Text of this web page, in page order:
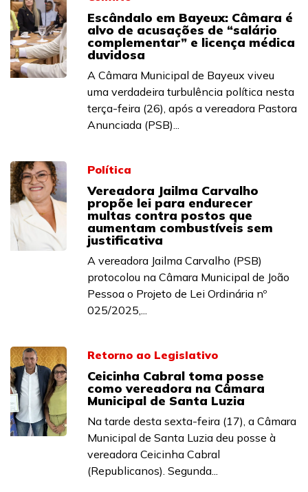
Escândalo em Bayeux: Câmara é
alvo de acusações de “salário
complementar” e licença médica
duvidosa
A Câmara Municipal de Bayeux viveu
uma verdadeira turbulência política nesta
terça-feira (26), após a vereadora Pastora
Anunciada (PSB)...
Política
Vereadora Jailma Carvalho
propõe lei para endurecer
multas contra postos que
aumentam combustíveis sem
justificativa
A vereadora Jailma Carvalho (PSB)
protocolou na Câmara Municipal de João
Pessoa o Projeto de Lei Ordinária nº
025/2025,...
Retorno ao Legislativo
Ceicinha Cabral toma posse
como vereadora na Câmara
Municipal de Santa Luzia
Na tarde desta sexta-feira (17), a Câmara
Municipal de Santa Luzia deu posse à
vereadora Ceicinha Cabral
(Republicanos). Segunda...